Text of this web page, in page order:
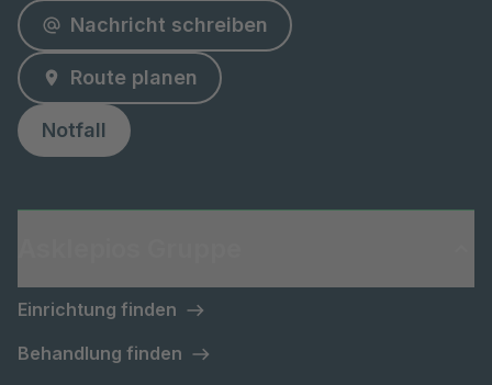
Nachricht schreiben
Route planen
Notfall
Einrichtung finden
Behandlung finden